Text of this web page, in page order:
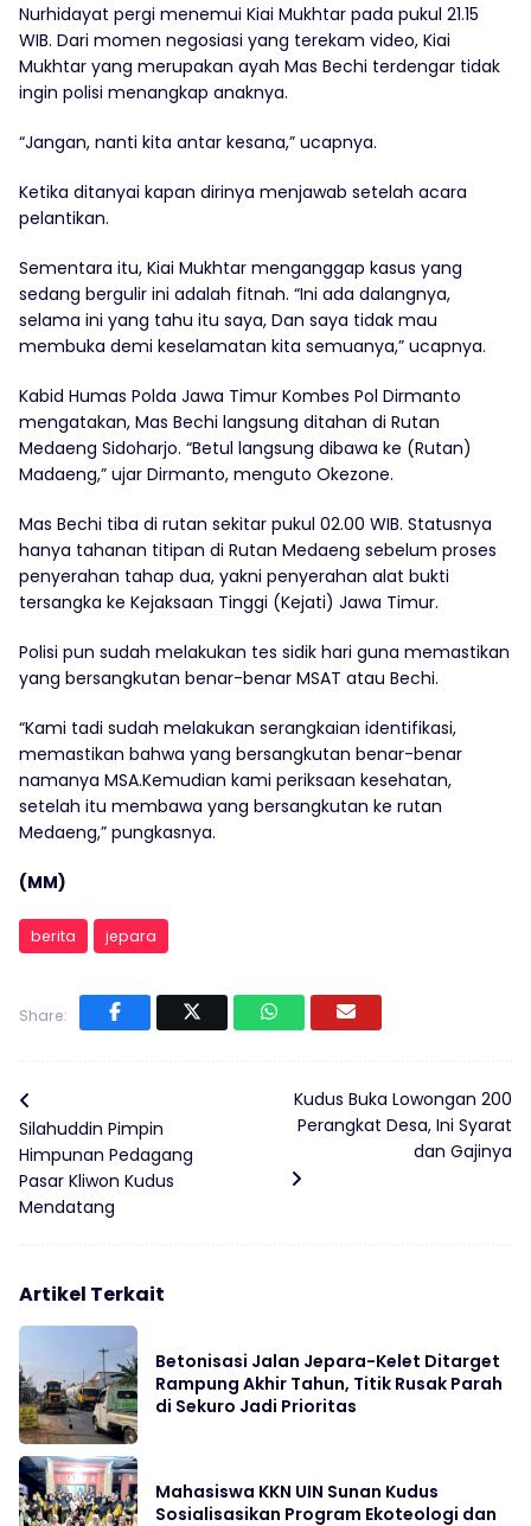
Nurhidayat pergi menemui Kiai Mukhtar pada pukul 21.15
WIB. Dari momen negosiasi yang terekam video, Kiai
Mukhtar yang merupakan ayah Mas Bechi terdengar tidak
ingin polisi menangkap anaknya.
“Jangan, nanti kita antar kesana,” ucapnya.
Ketika ditanyai kapan dirinya menjawab setelah acara
pelantikan.
Sementara itu, Kiai Mukhtar menganggap kasus yang
sedang bergulir ini adalah fitnah. “Ini ada dalangnya,
selama ini yang tahu itu saya, Dan saya tidak mau
membuka demi keselamatan kita semuanya,” ucapnya.
Kabid Humas Polda Jawa Timur Kombes Pol Dirmanto
mengatakan, Mas Bechi langsung ditahan di Rutan
Medaeng Sidoharjo. “Betul langsung dibawa ke (Rutan)
Madaeng,” ujar Dirmanto, menguto Okezone.
Mas Bechi tiba di rutan sekitar pukul 02.00 WIB. Statusnya
hanya tahanan titipan di Rutan Medaeng sebelum proses
penyerahan tahap dua, yakni penyerahan alat bukti
tersangka ke Kejaksaan Tinggi (Kejati) Jawa Timur.
Polisi pun sudah melakukan tes sidik hari guna memastikan
yang bersangkutan benar-benar MSAT atau Bechi.
“Kami tadi sudah melakukan serangkaian identifikasi,
memastikan bahwa yang bersangkutan benar-benar
namanya MSA.Kemudian kami periksaan kesehatan,
setelah itu membawa yang bersangkutan ke rutan
Medaeng,” pungkasnya.
(MM)
berita jepara
Share:
Silahuddin Pimpin
Himpunan Pedagang
Pasar Kliwon Kudus
Mendatang
Kudus Buka Lowongan 200
Perangkat Desa, Ini Syarat
dan Gajinya
Artikel Terkait
Betonisasi Jalan Jepara-Kelet Ditarget
Rampung Akhir Tahun, Titik Rusak Parah
di Sekuro Jadi Prioritas
Mahasiswa KKN UIN Sunan Kudus
Sosialisasikan Program Ekoteologi dan